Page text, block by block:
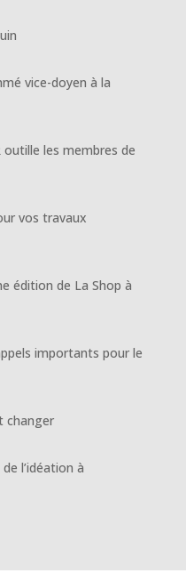
vice-doyen à la
outille les membres de
vos travaux
édition de La Shop à
importants pour le
changer
l’idéation à